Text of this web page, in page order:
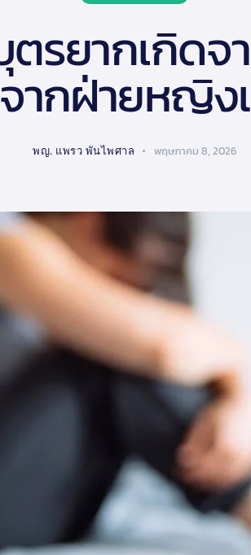
รยากเกิดจา
ากฝ่ายหญิง
พญ. แพรว พันไพศาล พฤษภาคม 8, 2026